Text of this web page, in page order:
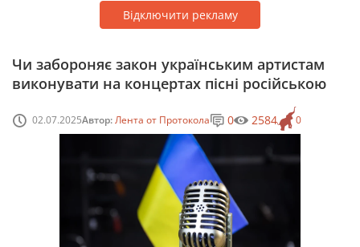
Відключити рекламу
Чи забороняє закон українським артистам
виконувати на концертах пісні російською
02.07.2025Автор:Лента от Протокола 0
0 2584